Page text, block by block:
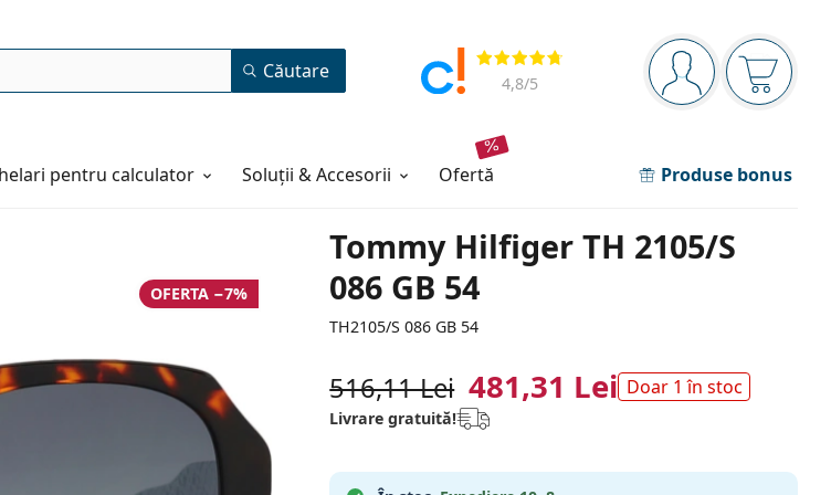
Panou de navigare
Sunteți logat
Coșul
Opinii
4,8/5
Căutare
pentru calculator Soluții & Accesorii ofertă Produse bonus
Tommy Hilfiger TH 2105/S
086 GB 54
TH2105/S 086 GB 54
OFERTA −7%
516,11 Lei 481,31 Lei Doar 1 în stoc
Livrare gratuită!